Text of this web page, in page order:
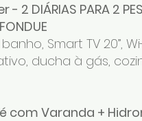
DIÁRIAS PARA 2
Smart TV 20”,
ducha à gás,
com Varanda +